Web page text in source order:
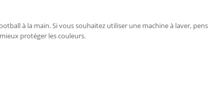
à la main. Si vous souhaitez utiliser une machine à laver,
protéger les couleurs.